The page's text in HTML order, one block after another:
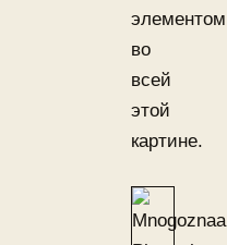
элементом
во
всей
этой
картине.